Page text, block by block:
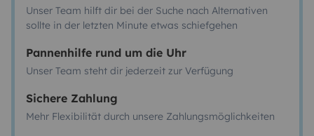
Unser Team hilft dir bei der Suche nach Alternativen
sollte in der letzten Minute etwas schiefgehen
Pannenhilfe rund um die Uhr
Unser Team steht dir jederzeit zur Verfügung
Sichere Zahlung
Mehr Flexibilität durch unsere Zahlungsmöglichkeiten